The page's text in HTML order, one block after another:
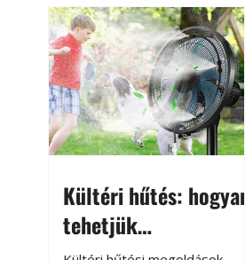
megközelítheti. Ez nemcsak a
beszállást teszi kellemetlenné,
hanem az autó állapotára és a
benne hagyott tárgyakra is
káros hatással lehet. Néhány
egyszerű óvintézkedéssel
azonban jelentősen
csökkenthetjük a hőség káros
Kültéri hűtés: hogyan
tehetjük
kellemesebbé a